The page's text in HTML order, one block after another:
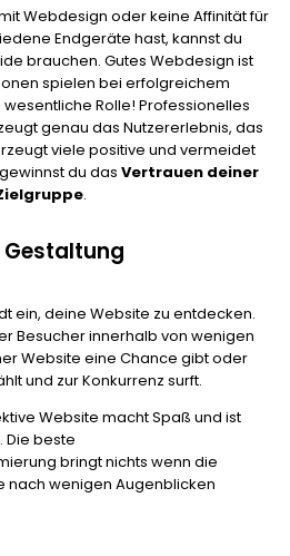
Webdesign oder keine Affinität für
Endgeräte hast, kannst du
brauchen. Gutes Webdesign ist
spielen bei erfolgreichem
wesentliche Rolle! Professionelles
genau das Nutzererlebnis, das
viele positive und vermeidet
du das Vertrauen deiner
.
Gestaltung
ein, deine Website zu entdecken.
Besucher innerhalb von wenigen
Website eine Chance gibt oder
und zur Konkurrenz surft.
Website macht Spaß und ist
Die beste
bringt nichts wenn die
nach wenigen Augenblicken